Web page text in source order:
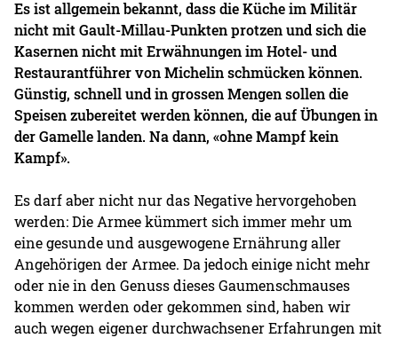
Es ist allgemein bekannt, dass die Küche im Militär
nicht mit Gault-Millau-Punkten protzen und sich die
Kasernen nicht mit Erwähnungen im Hotel- und
Restaurantführer von Michelin schmücken können.
Günstig, schnell und in grossen Mengen sollen die
Speisen zubereitet werden können, die auf Übungen in
der Gamelle landen. Na dann, «ohne Mampf kein
Kampf».
Es darf aber nicht nur das Negative hervorgehoben
werden: Die Armee kümmert sich immer mehr um
eine gesunde und ausgewogene Ernährung aller
Angehörigen der Armee. Da jedoch einige nicht mehr
oder nie in den Genuss dieses Gaumenschmauses
kommen werden oder gekommen sind, haben wir
auch wegen eigener durchwachsener Erfahrungen mit